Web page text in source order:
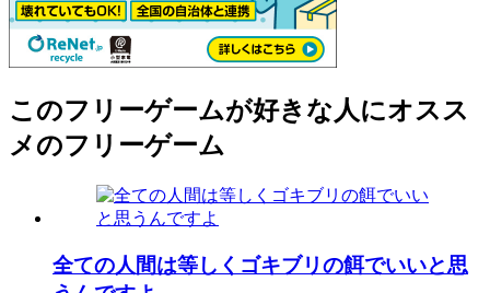
このフリーゲームが好きな人にオスス
メのフリーゲーム
全ての人間は等しくゴキブリの餌でいいと思